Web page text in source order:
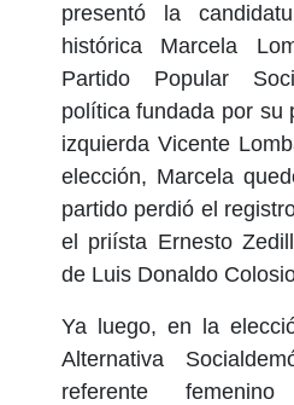
presentó la
histórica Marcela
Partido Popular
política fundada por su
izquierda Vicente
elección, Marcela
partido perdió el
el priísta Ernesto
de Luis Donaldo
Ya luego, en la
Alternativa
referente